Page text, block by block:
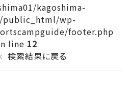
kagoshima-
public_html/wp-
footer.php
line 12
検索結果に戻る